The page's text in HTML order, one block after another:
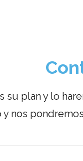
su plan y lo
nos